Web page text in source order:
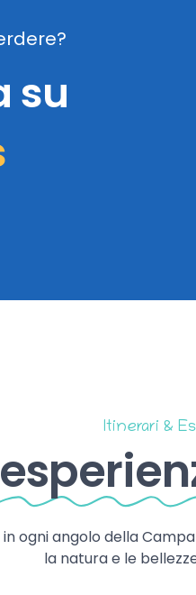
su
Itinerari &
ogni angolo della
la natura e le